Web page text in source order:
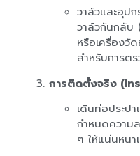
วาล์วและอุป
วาล์วกันกลับ
หรือเครื่องวั
สำหรับการต
การติดตั้งจริง
เดินท่อประป
กำหนดความ
ๆ ให้แน่นหนา